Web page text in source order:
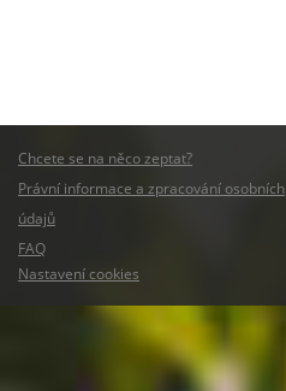
Chcete se na něco zeptat?
Právní informace a zpracování osobních
údajů
FAQ
Nastavení cookies